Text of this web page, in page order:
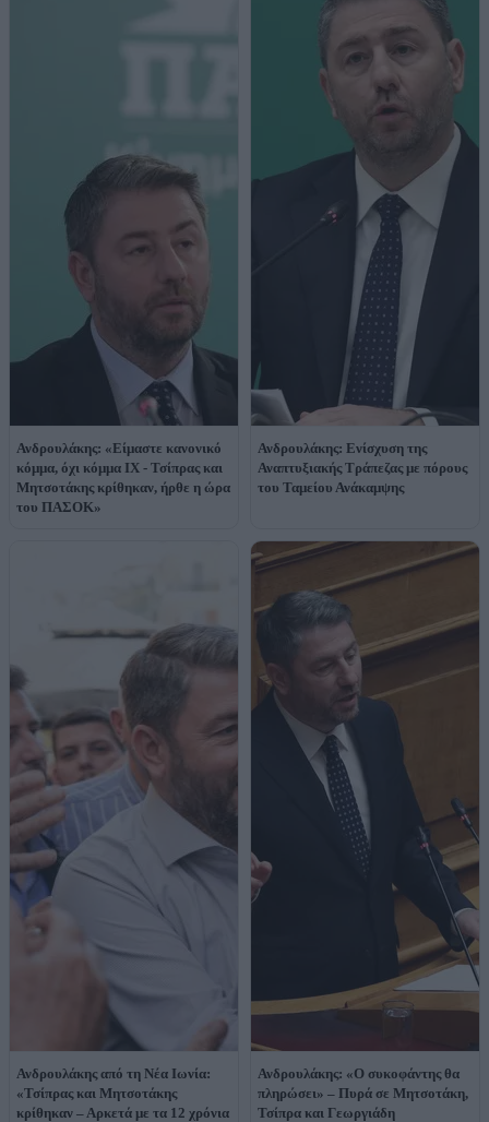
Ανδρουλάκης: «Είμαστε κανονικό
κόμμα, όχι κόμμα ΙΧ - Τσίπρας και
Μητσοτάκης κρίθηκαν, ήρθε η ώρα
του ΠΑΣΟΚ»
Ανδρουλάκης: Ενίσχυση της
Αναπτυξιακής Τράπεζας με πόρους
του Ταμείου Ανάκαμψης
Ανδρουλάκης από τη Νέα Ιωνία:
«Τσίπρας και Μητσοτάκης
κρίθηκαν – Αρκετά με τα 12 χρόνια
Ανδρουλάκης: «Ο συκοφάντης θα
πληρώσει» – Πυρά σε Μητσοτάκη,
Τσίπρα και Γεωργιάδη